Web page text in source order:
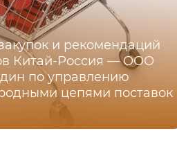
и рекомендаций
Китай-Россия — ООО
по управлению
цепями поставок